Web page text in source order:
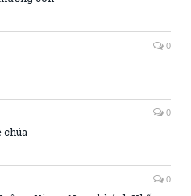
0
0
chúa
0